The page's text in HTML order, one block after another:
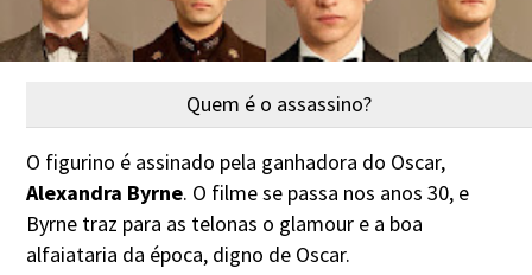
Quem é o assassino?
O figurino é assinado pela ganhadora do Oscar,
Alexandra Byrne. O filme se passa nos anos 30, e
Byrne traz para as telonas o glamour e a boa
alfaiataria da época, digno de Oscar.